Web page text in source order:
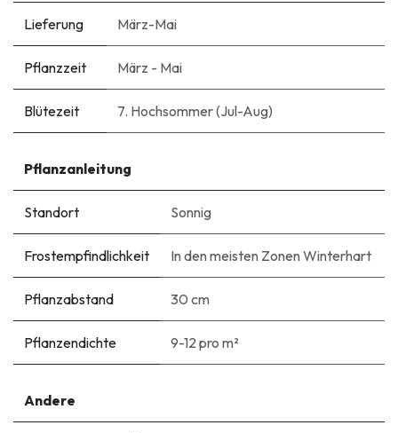
Lieferung März-Mai
Pflanzzeit März - Mai
Blütezeit 7. Hochsommer (Jul-Aug)
Pflanzanleitung
Standort Sonnig
Frostempfindlichkeit In den meisten Zonen Winterhart
Pflanzabstand 30 cm
Pflanzendichte 9-12 pro m²
Andere